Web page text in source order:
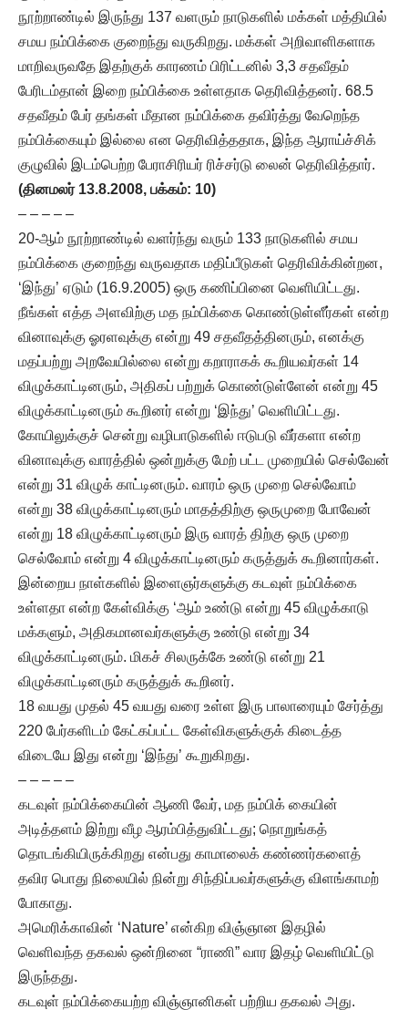
நூற்றாண்டில் இருந்து 137 வளரும் நாடுகளில் மக்கள் மத்தியில்
சமய நம்பிக்கை குறைந்து வருகிறது. மக்கள் அறிவாளிகளாக
மாறிவருவதே இதற்குக் காரணம் பிரிட்டனில் 3,3 சதவீதம்
பேரிடம்தான் இறை நம்பிக்கை உள்ளதாக தெரிவித்தனர். 68.5
சதவீதம் பேர் தங்கள் மீதான நம்பிக்கை தவிர்த்து வேறெந்த
நம்பிக்கையும் இல்லை என தெரிவித்ததாக, இந்த ஆராய்ச்சிக்
குழுவில் இடம்பெற்ற பேராசிரியர் ரிச்சர்டு லைன் தெரிவித்தார்.
(தினமலர் 13.8.2008, பக்கம்: 10)
– – – – –
20-ஆம் நூற்றாண்டில் வளர்ந்து வரும் 133 நாடுகளில் சமய
நம்பிக்கை குறைந்து வருவதாக மதிப்பீடுகள் தெரிவிக்கின்றன,
‘இந்து’ ஏடும் (16.9.2005) ஒரு கணிப்பினை வெளியிட்டது.
நீங்கள் எத்த அளவிற்கு மத நம்பிக்கை கொண்டுள்ளீர்கள் என்ற
வினாவுக்கு ஓரளவுக்கு என்று 49 சதவீதத்தினரும், எனக்கு
மதப்பற்று அறவேயில்லை என்று கறாராகக் கூறியவர்கள் 14
விழுக்காட்டினரும், அதிகப் பற்றுக் கொண்டுள்ளேன் என்று 45
விழுக்காட்டினரும் கூறினர் என்று ‘இந்து’ வெளியிட்டது.
கோயிலுக்குச் சென்று வழிபாடுகளில் ஈடுபடு வீர்களா என்ற
வினாவுக்கு வாரத்தில் ஒன்றுக்கு மேற் பட்ட முறையில் செல்வேன்
என்று 31 விழுக் காட்டினரும். வாரம் ஒரு முறை செல்வோம்
என்று 38 விழுக்காட்டினரும் மாதத்திற்கு ஒருமுறை போவேன்
என்று 18 விழுக்காட்டினரும் இரு வாரத் திற்கு ஒரு முறை
செல்வோம் என்று 4 விழுக்காட்டினரும் கருத்துக் கூறினார்கள்.
இன்றைய நாள்களில் இளைஞர்களுக்கு கடவுள் நம்பிக்கை
உள்ளதா என்ற கேள்விக்கு ‘ஆம் உண்டு என்று 45 விழுக்காடு
மக்களும், அதிகமானவர்களுக்கு உண்டு என்று 34
விழுக்காட்டினரும். மிகச் சிலருக்கே உண்டு என்று 21
விழுக்காட்டினரும் கருத்துக் கூறினர்.
18 வயது முதல் 45 வயது வரை உள்ள இரு பாலாரையும் சேர்த்து
220 பேர்களிடம் கேட்கப்பட்ட கேள்விகளுக்குக் கிடைத்த
விடையே இது என்று ‘இந்து’ கூறுகிறது.
– – – – –
கடவுள் நம்பிக்கையின் ஆணி வேர், மத நம்பிக் கையின்
அடித்தளம் இற்று வீழ ஆரம்பித்துவிட்டது; நொறுங்கத்
தொடங்கியிருக்கிறது என்பது காமாலைக் கண்ணர்களைத்
தவிர பொது நிலையில் நின்று சிந்திப்பவர்களுக்கு விளங்காமற்
போகாது.
அமெரிக்காவின் ‘Nature’ என்கிற விஞ்ஞான இதழில்
வெளிவந்த தகவல் ஒன்றினை “ராணி” வார இதழ் வெளியிட்டு
இருந்தது.
கடவுள் நம்பிக்கையற்ற விஞ்ஞானிகள் பற்றிய தகவல் அது.